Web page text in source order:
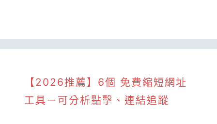
【2026推薦】6個 免費縮短網址
工具－可分析點擊、連結追蹤